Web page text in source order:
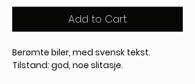
Add to Cart
Berømte biler, med svensk tekst.
Tilstand: god, noe slitasje.